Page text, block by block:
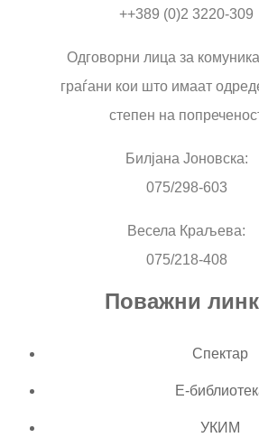
++389 (0)2 3220-309
Одговорни лица за
граѓани кои што имаат
степен на
Билјана Јоновска:
075/298-603
Весела Краљева:
075/218-408
Поважни
Спектар
Е-
УКИМ